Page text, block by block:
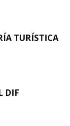
TURÍSTICA
DIF